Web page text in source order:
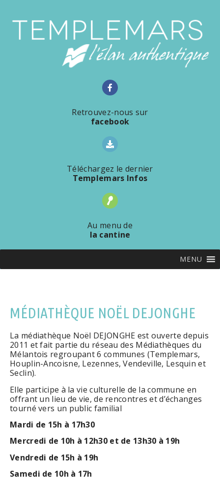
Retrouvez-nous sur
facebook
Téléchargez le dernier
Templemars Infos
Au menu de
la cantine
MENU
MÉDIATHÈQUE NOËL DEJONGHE
La médiathèque Noël DEJONGHE est ouverte depuis
2011 et fait partie du réseau des Médiathèques du
Mélantois regroupant 6 communes (Templemars,
Houplin-Ancoisne, Lezennes, Vendeville, Lesquin et
Seclin).
Elle participe à la vie culturelle de la commune en
offrant un lieu de vie, de rencontres et d’échanges
tourné vers un public familial
Mardi de 15h à 17h30
Mercredi de 10h à 12h30 et de 13h30 à 19h
Vendredi de 15h à 19h
Samedi de 10h à 17h